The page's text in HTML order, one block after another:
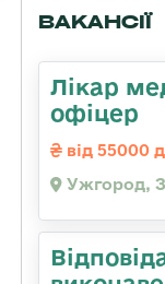
ВАКАНСІЇ
Лікар
офіцер
від 55000
Ужгород,